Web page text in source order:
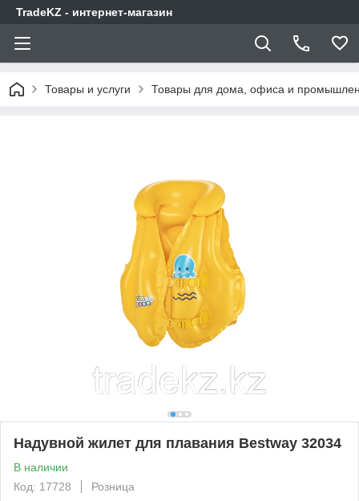
TradeKZ - интернет-магазин
Товары и услуги Товары для дома, офиса и
Надувной жилет для плавания Bestway 32034
В наличии
Код: 17728
Розница